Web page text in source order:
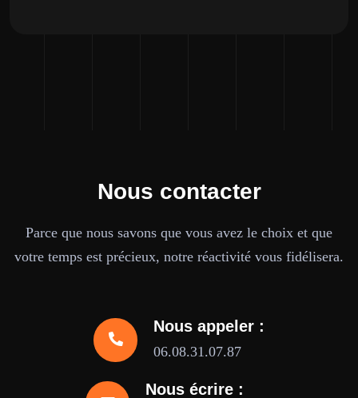
Nous contacter
Parce que nous savons que vous avez le choix et que
votre temps est précieux, notre réactivité vous fidélisera.
Nous appeler :
06.08.31.07.87
Nous écrire :